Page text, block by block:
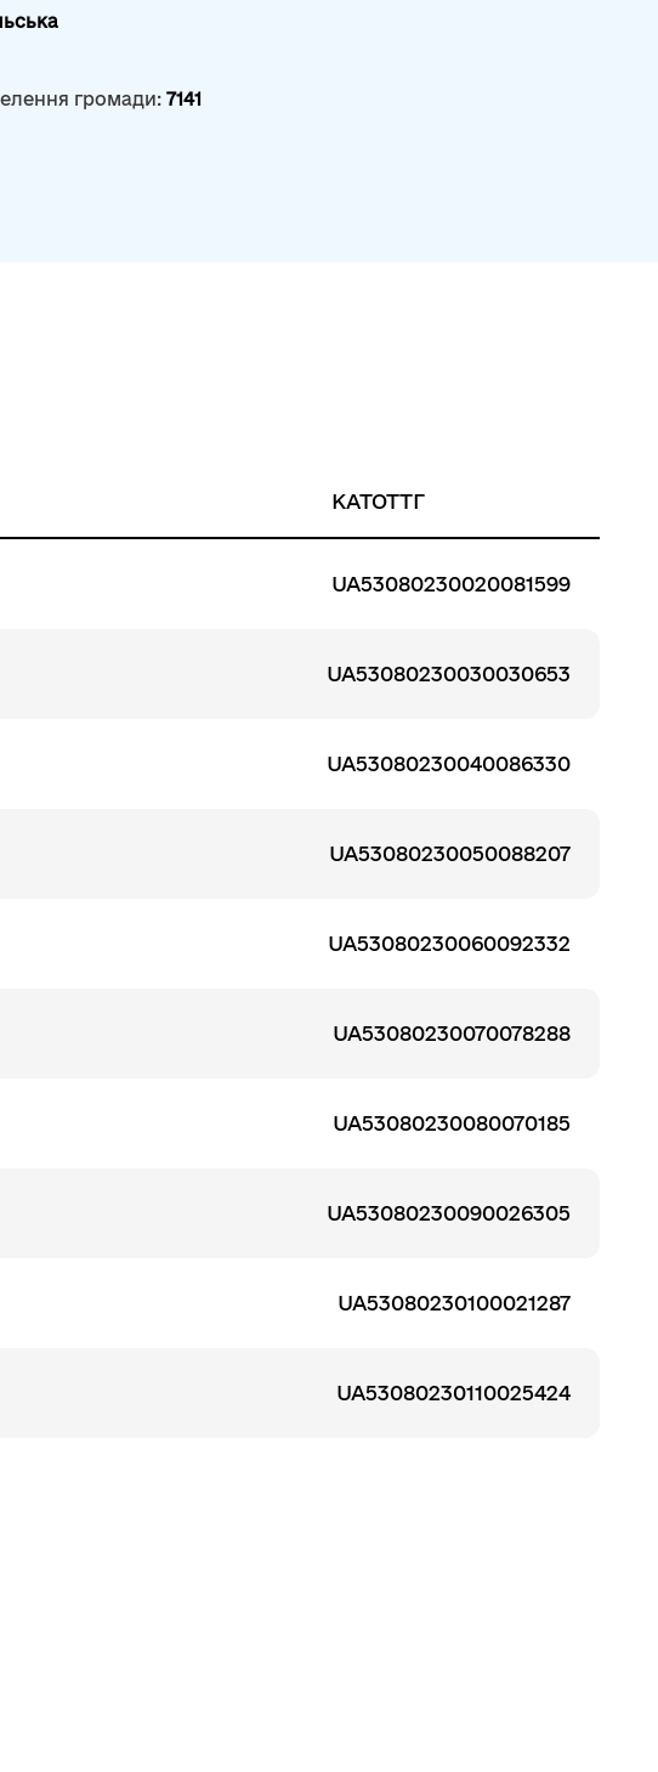
громади: 7141
КАТОТТГ
UA53080230020081599
UA53080230030030653
UA53080230040086330
UA53080230050088207
UA53080230060092332
UA53080230070078288
UA53080230080070185
UA53080230090026305
UA53080230100021287
UA53080230110025424